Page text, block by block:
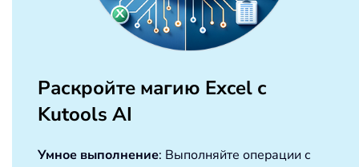
Раскройте магию Excel с
Kutools AI
Умное выполнение: Выполняйте операции с